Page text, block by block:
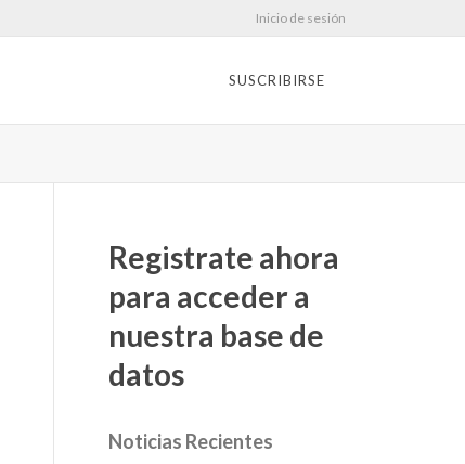
Inicio de sesión
SUSCRIBIRSE
Registrate ahora
para acceder a
nuestra base de
datos
Noticias Recientes